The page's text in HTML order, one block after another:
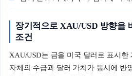
장기적으로 XAU/USD 방향을
조건
XAU/USD는 금을 미국 달러로 표시한
자체의 수급과 달러 가치가 동시에 반